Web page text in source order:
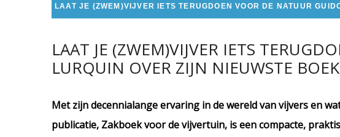
LAAT JE (ZWEM)VIJVER IETS TERUGDOEN VOOR DE NATUUR
LAAT JE (ZWEM)VIJVER IETS
LURQUIN OVER ZIJN NIEUWSTE
Met zijn decennialange ervaring in de wereld van vijvers en
publicatie, Zakboek voor de vijvertuin, is een compacte,